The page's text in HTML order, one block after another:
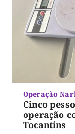
Operação
Cinco
operação
Tocantins